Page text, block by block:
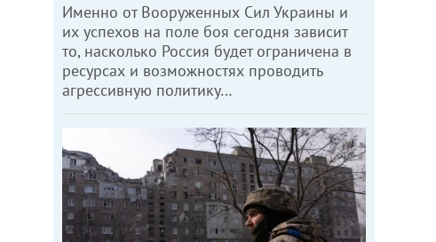
Именно от Вооруженных Сил Украины и
их успехов на поле боя сегодня зависит
то, насколько Россия будет ограничена в
ресурсах и возможностях проводить
агрессивную политику…